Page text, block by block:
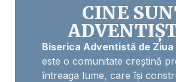
CINE
Biserica Adventistă de Ziua
este o comunitate creștină
întreaga lume, care își